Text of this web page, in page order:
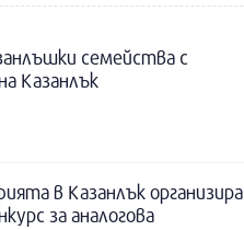
семейства с
Казанлък
в Казанлък организира
за аналогова